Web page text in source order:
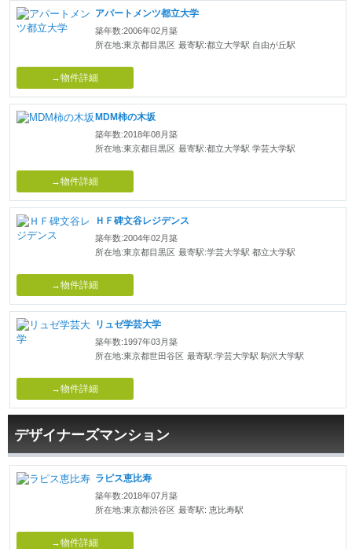
アパートメンツ都立大学
築年数:2006年02月築
所在地:東京都目黒区 最寄駅:都立大学駅 自由が丘駅
→物件詳細
MDM柿の木坂
築年数:2018年08月築
所在地:東京都目黒区 最寄駅:都立大学駅 学芸大学駅
→物件詳細
ＨＦ碑文谷レジデンス
築年数:2004年02月築
所在地:東京都目黒区 最寄駅:学芸大学駅 都立大学駅
→物件詳細
リュゼ学芸大学
築年数:1997年03月築
所在地:東京都世田谷区 最寄駅:学芸大学駅 駒沢大学駅
→物件詳細
デザイナーズマンション
ラピス恵比寿
築年数:2018年07月築
所在地:東京都渋谷区 最寄駅: 恵比寿駅
→物件詳細